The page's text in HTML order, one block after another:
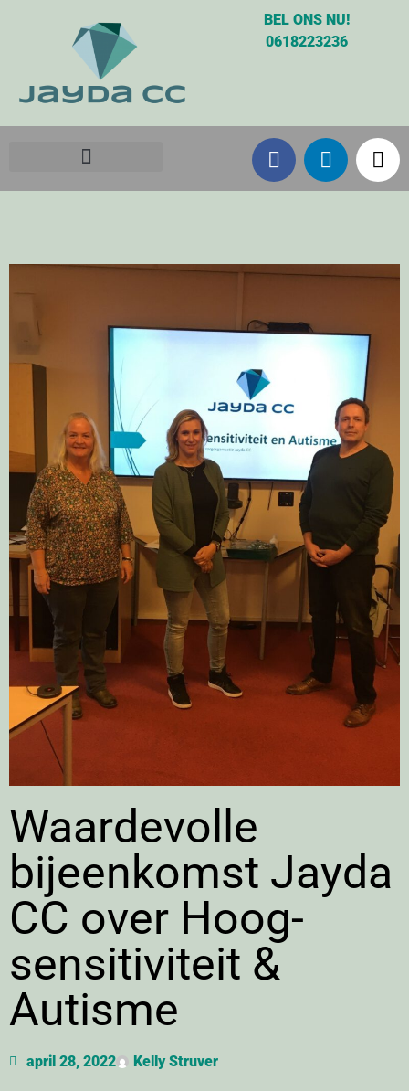
BEL ONS NU!
0618223236
Waardevolle
bijeenkomst Jayda
CC over Hoog-
sensitiviteit &
Autisme
april 28, 2022 Kelly Struver